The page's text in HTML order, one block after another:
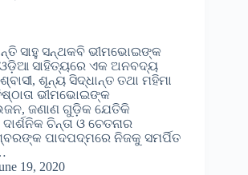
ସାହୁ ସନ୍ଥକବି ଭୀମଭୋଇଙ୍କ
ଓଡ଼ିଆ ସାହିତ୍ୟରେ ଏକ ଅନବଦ୍ୟ
ଶୂନ୍ୟ ସିଦ୍ଧାନ୍ତ ତଥା ମହିମା
ଭୀମଭୋଇଙ୍କ
ଜଣାଣ ଗୁଡ଼ିକ ଯେତିକି
ଚିନ୍ତା ଓ ଚେତନାର
ପାଦପଦ୍ମରେ ନିଜକୁ ସମର୍ପିତ
19, 2020